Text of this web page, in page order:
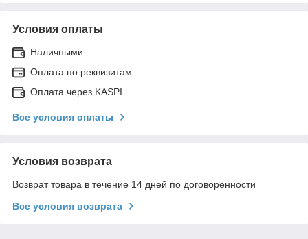
Условия оплаты
Наличными
Оплата по реквизитам
Оплата через KASPI
Все условия оплаты
Условия возврата
Возврат товара в течение 14 дней по договоренности
Все условия возврата